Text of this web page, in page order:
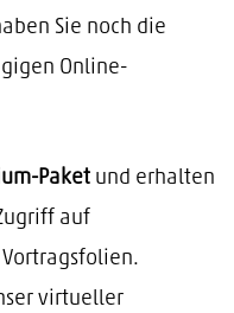
Sie noch die
Online-
Paket und erhalten
auf
virtueller